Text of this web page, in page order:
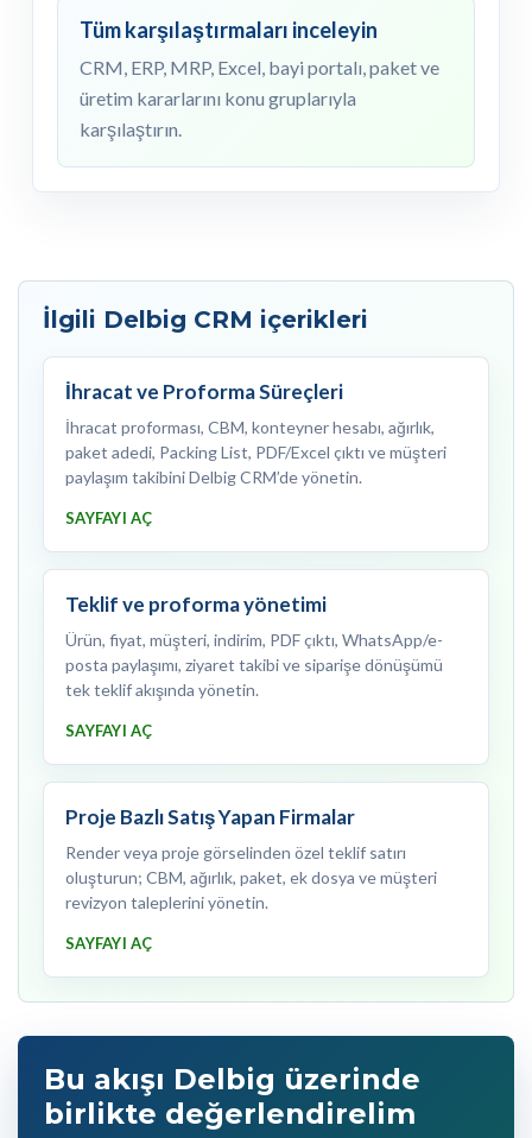
Tüm karşılaştırmaları inceleyin
CRM, ERP, MRP, Excel, bayi portalı, paket ve
üretim kararlarını konu gruplarıyla
karşılaştırın.
İlgili Delbig CRM içerikleri
İhracat ve Proforma Süreçleri
İhracat proforması, CBM, konteyner hesabı, ağırlık,
paket adedi, Packing List, PDF/Excel çıktı ve müşteri
paylaşım takibini Delbig CRM’de yönetin.
SAYFAYI AÇ
Teklif ve proforma yönetimi
Ürün, fiyat, müşteri, indirim, PDF çıktı, WhatsApp/e-
posta paylaşımı, ziyaret takibi ve siparişe dönüşümü
tek teklif akışında yönetin.
SAYFAYI AÇ
Proje Bazlı Satış Yapan Firmalar
Render veya proje görselinden özel teklif satırı
oluşturun; CBM, ağırlık, paket, ek dosya ve müşteri
revizyon taleplerini yönetin.
SAYFAYI AÇ
Bu akışı Delbig üzerinde
birlikte değerlendirelim